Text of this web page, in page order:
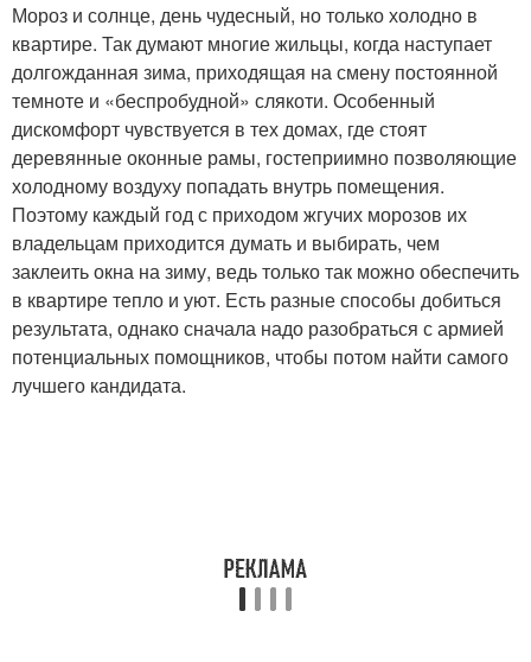
Мороз и солнце, день чудесный, но только холодно в
квартире. Так думают многие жильцы, когда наступает
долгожданная зима, приходящая на смену постоянной
темноте и «беспробудной» слякоти. Особенный
дискомфорт чувствуется в тех домах, где стоят
деревянные оконные рамы, гостеприимно позволяющие
холодному воздуху попадать внутрь помещения.
Поэтому каждый год с приходом жгучих морозов их
владельцам приходится думать и выбирать, чем
заклеить окна на зиму, ведь только так можно обеспечить
в квартире тепло и уют. Есть разные способы добиться
результата, однако сначала надо разобраться с армией
потенциальных помощников, чтобы потом найти самого
лучшего кандидата.